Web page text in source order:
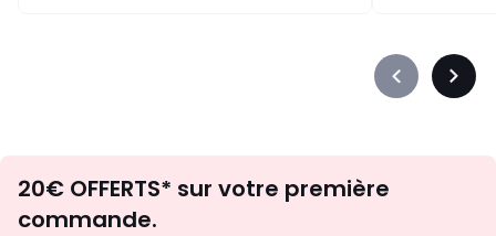
Précédent
d'inspirations
20€ OFFERTS* sur votre première
commande.